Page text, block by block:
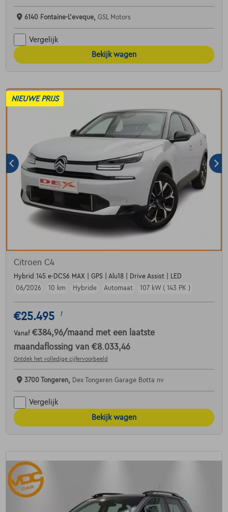
6140 Fontaine-L'eveque, GSL Motors
Vergelijk
Bekijk wagen
NIEUWE PRIJS
Citroen C4
Hybrid 145 e-DCS6 MAX | GPS | Alu18 | Drive Assist | LED
06/2026
10 km Hybride Automaat 107 kW ( 143 PK )
€25.495 1
Vanaf €384,96/maand met een laatste
maandaflossing van €8.033,46
Ontdek het volledige cijfervoorbeeld
3700 Tongeren, Dex Tongeren Garage Botta nv
Vergelijk
Bekijk wagen